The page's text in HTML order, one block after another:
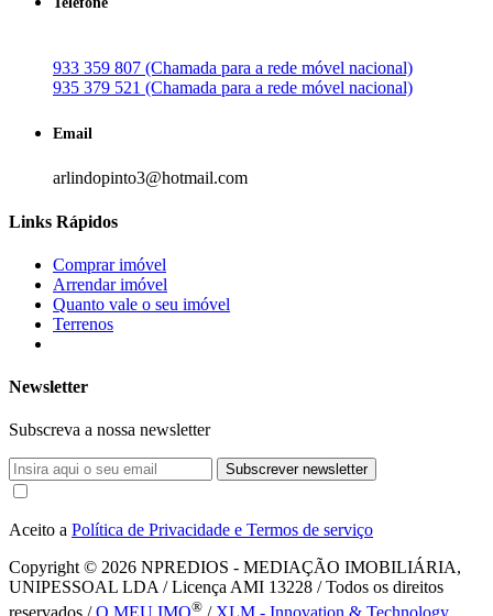
933 359 807 (Chamada para a rede móvel nacional)
935 379 521 (Chamada para a rede móvel nacional)
Email
arlindopinto3@hotmail.com
Links Rápidos
Comprar imóvel
Arrendar imóvel
Quanto vale o seu imóvel
Terrenos
Newsletter
Subscreva a nossa newsletter
Subscrever newsletter
Aceito a Política de Privacidade e Termos de serviço
Copyright © 2026 NPREDIOS - MEDIAÇÃO IMOBILIÁRIA,
UNIPESSOAL LDA / Licença AMI 13228 / Todos os direitos
reservados /O MEU IMO® / XLM - Innovation & Technology